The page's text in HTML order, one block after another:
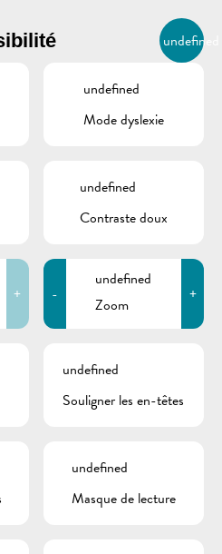
FR
BIERGER.REMICH.LU
undefined
undefined
Mode dyslexie
undefined
Contraste doux
+ -
undefined
Zoom
+
undefined
Souligner les en-têtes
undefined
Masque de lecture